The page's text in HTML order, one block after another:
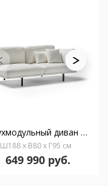
Двухмодульный диван левый Long Island 77841
Ш188 x В80 x Г95 см
649 990 руб.